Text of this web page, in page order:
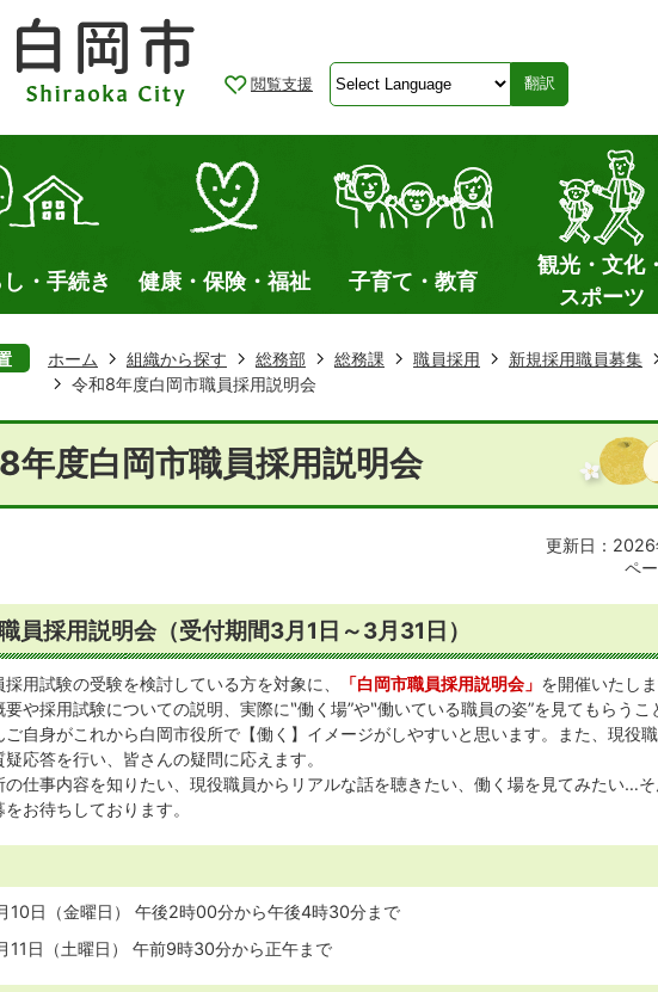
閲覧支援 翻訳
し・手続き 健康・保険・福祉 子育て・教育
観光・文化・
スポーツ
ホーム 組織から探す 総務部 総務課 職員採用 新規採用職員募集
令和8年度白岡市職員採用説明会
年度白岡市職員採用説明会
更新日：
ペ
員採用説明会（受付期間3月1日～3月31日）
用試験の受験を検討している方を対象に、 「白岡市職員採用説明会」 を開催いたしま
要や採用試験についての説明、実際に‶働く場”や‶働いている職員の姿”を見てもらうこ
ご自身がこれから白岡市役所で【働く】イメージがしやすいと思います。また、現役
疑応答を行い、皆さんの疑問に応えます。
の仕事内容を知りたい、現役職員からリアルな話を聴きたい、働く場を見てみたい…そ
お待ちしております。
10日（金曜日） 午後2時00分から午後4時30分まで
11日（土曜日） 午前9時30分から正午まで